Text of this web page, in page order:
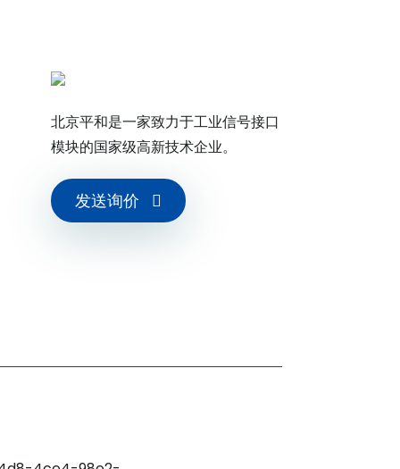
北京平和是一家致力于工业信号接口
模块的国家级高新技术企业。
发送询价